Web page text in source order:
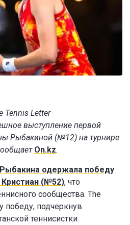
Tennis Letter
выступление первой
Рыбакиной (№12) на турнире
On.kz.
Рыбакина одержала победу
(№52), что
сообщества. The
победу, подчеркнув
теннисистки.